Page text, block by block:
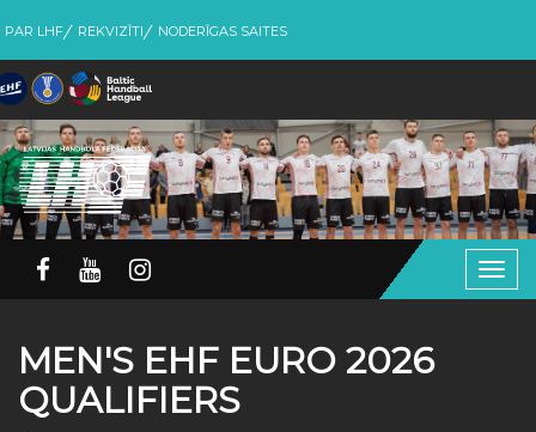
PAR LHF REKVIZĪTI NODERĪGAS SAITES
MEN'S EHF EURO 2026
QUALIFIERS